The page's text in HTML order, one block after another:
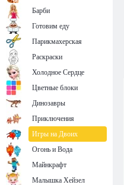
Барби
Готовим еду
Парикмахерская
Раскраски
Холодное Сердце
Цветные блоки
Динозавры
Приключения
Игры на Двоих
Огонь и Вода
Майнкрафт
Малышка Хейзел